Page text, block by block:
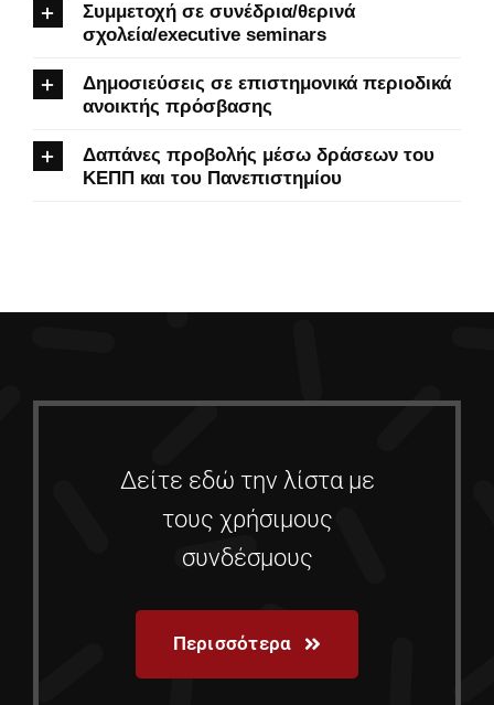
Συμμετοχή σε συνέδρια/θερινά
σχολεία/executive seminars
Δημοσιεύσεις σε επιστημονικά περιοδικά
ανοικτής πρόσβασης
Δαπάνες προβολής μέσω δράσεων του
ΚΕΠΠ και του Πανεπιστημίου
Δείτε εδώ την λίστα με
τους χρήσιμους
συνδέσμους
Περισσότερα